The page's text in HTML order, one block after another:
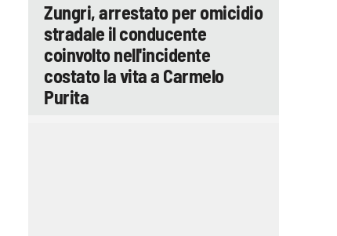
Zungri, arrestato per omicidio
stradale il conducente
coinvolto nell'incidente
costato la vita a Carmelo
Purita